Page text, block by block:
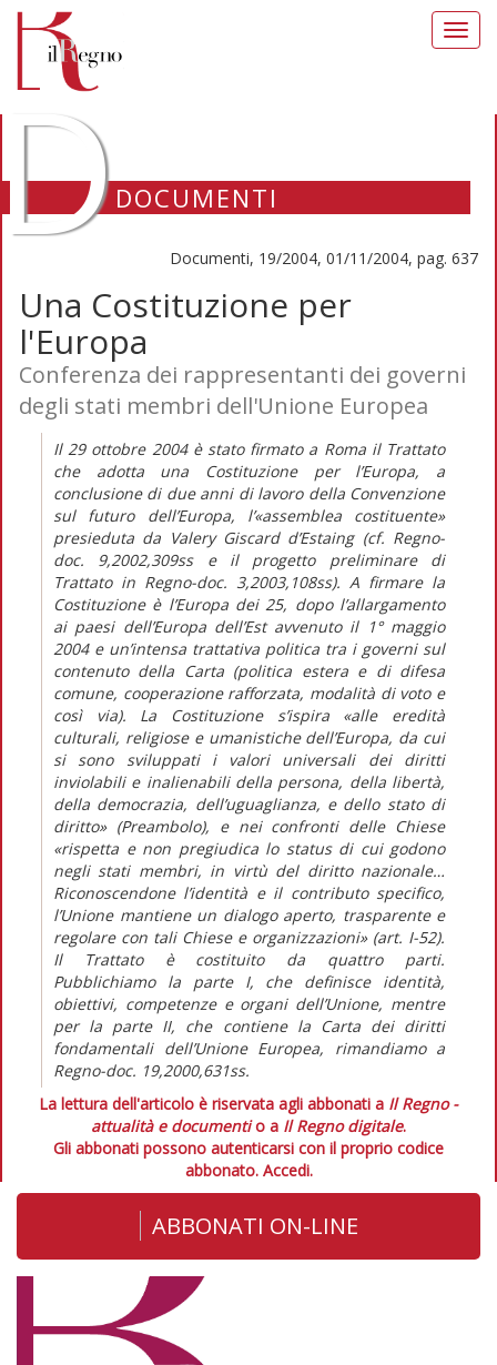
DOCUMENTI
Documenti, 19/2004, 01/11/2004, pag. 637
Una Costituzione per
l'Europa
Conferenza dei rappresentanti dei governi
degli stati membri dell'Unione Europea
Il 29 ottobre 2004 è stato firmato a Roma il Trattato
che adotta una Costituzione per l’Europa, a
conclusione di due anni di lavoro della Convenzione
sul futuro dell’Europa, l’«assemblea costituente»
presieduta da Valery Giscard d’Estaing (cf. Regno-
doc. 9,2002,309ss e il progetto preliminare di
Trattato in Regno-doc. 3,2003,108ss). A firmare la
Costituzione è l’Europa dei 25, dopo l’allargamento
ai paesi dell’Europa dell’Est avvenuto il 1° maggio
2004 e un’intensa trattativa politica tra i governi sul
contenuto della Carta (politica estera e di difesa
comune, cooperazione rafforzata, modalità di voto e
così via). La Costituzione s’ispira «alle eredità
culturali, religiose e umanistiche dell’Europa, da cui
si sono sviluppati i valori universali dei diritti
inviolabili e inalienabili della persona, della libertà,
della democrazia, dell’uguaglianza, e dello stato di
diritto» (Preambolo), e nei confronti delle Chiese
«rispetta e non pregiudica lo status di cui godono
negli stati membri, in virtù del diritto nazionale…
Riconoscendone l’identità e il contributo specifico,
l’Unione mantiene un dialogo aperto, trasparente e
regolare con tali Chiese e organizzazioni» (art. I-52).
Il Trattato è costituito da quattro parti.
Pubblichiamo la parte I, che definisce identità,
obiettivi, competenze e organi dell’Unione, mentre
per la parte II, che contiene la Carta dei diritti
fondamentali dell’Unione Europea, rimandiamo a
Regno-doc. 19,2000,631ss.
La lettura dell'articolo è riservata agli abbonati a Il Regno -
attualità e documentio a Il Regno digitale.
Gli abbonati possono autenticarsi con il proprio codice
abbonato. Accedi.
ABBONATI ON-LINE